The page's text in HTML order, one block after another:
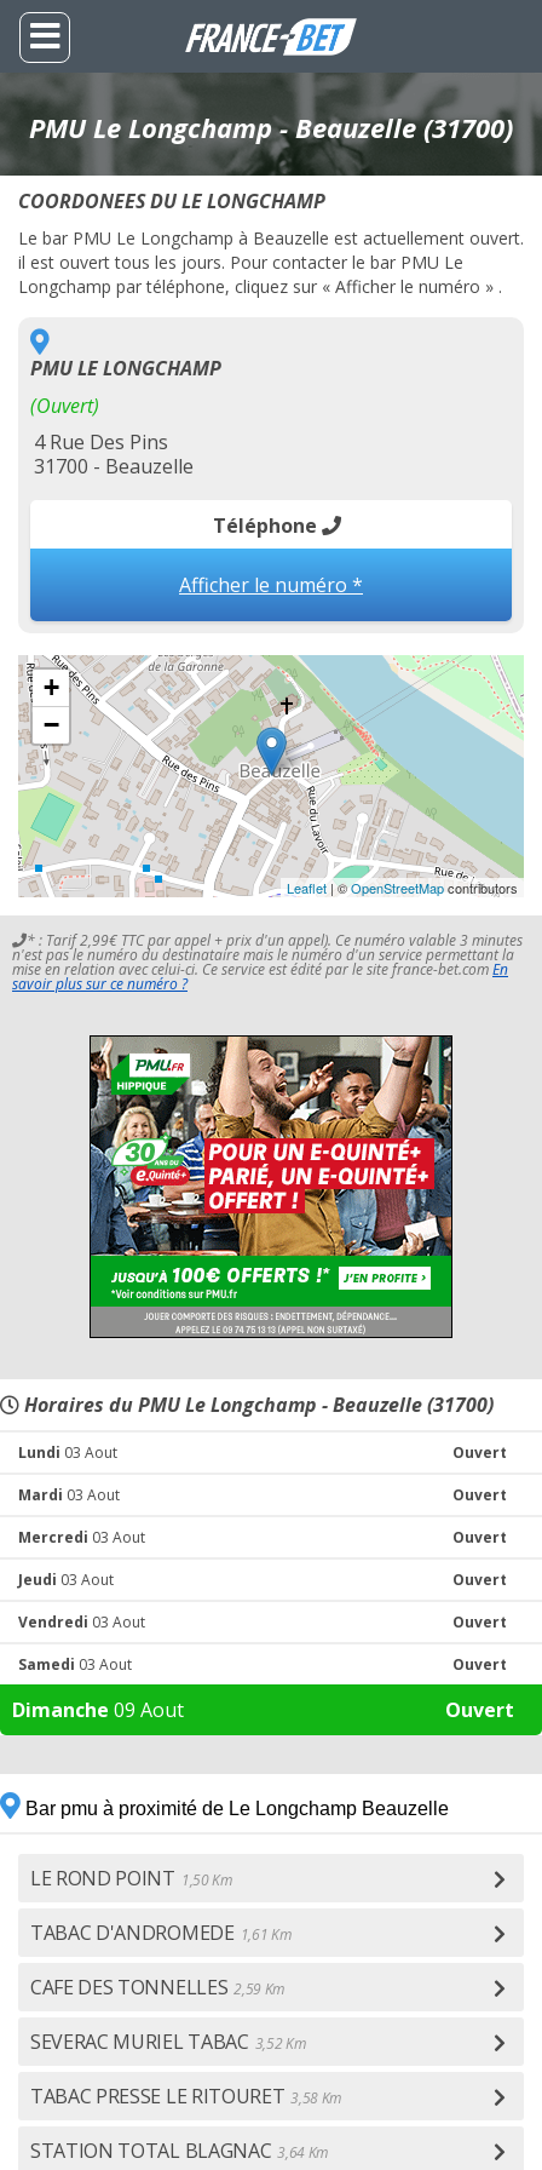
PMU Le Longchamp - Beauzelle (31700)
COORDONEES DU LE LONGCHAMP
Le bar PMU Le Longchamp à Beauzelle est actuellement ouvert.
il est ouvert tous les jours. Pour contacter le bar PMU Le
Longchamp par téléphone, cliquez sur « Afficher le numéro » .
PMU LE LONGCHAMP
(Ouvert)
4 Rue Des Pins
31700 - Beauzelle
Téléphone
Afficher le numéro *
+
−
Leaflet | ©OpenStreetMapcontributors
* : Tarif 2,99€ TTC par appel + prix d'un appel). Ce numéro valable 3 minutes
n'est pas le numéro du destinataire mais le numéro d'un service permettant la
mise en relation avec celui-ci. Ce service est édité par le site france-bet.comEn
savoir plus sur ce numéro ?
Horaires du PMU Le Longchamp - Beauzelle (31700)
Lundi 03 Aout Ouvert
Mardi 03 Aout Ouvert
Mercredi 03 Aout Ouvert
Jeudi 03 Aout Ouvert
Vendredi 03 Aout Ouvert
Samedi 03 Aout Ouvert
Dimanche 09 Aout Ouvert
Bar pmu à proximité de Le Longchamp Beauzelle
LE ROND POINT 1,50 Km
TABAC D'ANDROMEDE 1,61 Km
CAFE DES TONNELLES 2,59 Km
SEVERAC MURIEL TABAC 3,52 Km
TABAC PRESSE LE RITOURET 3,58 Km
STATION TOTAL BLAGNAC 3,64 Km